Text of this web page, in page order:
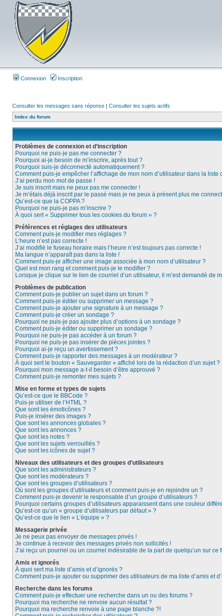
Connexion Inscription
Consulter les messages sans réponse | Consulter les sujets actifs
Index du forum
Problèmes de connexion et d’inscription
Pourquoi ne puis-je pas me connecter ?
Pourquoi ai-je besoin de m’inscrire, après tout ?
Pourquoi suis-je déconnecté automatiquement ?
Comment puis-je empêcher l’affichage de mon nom d’utilisateur dans la
J’ai perdu mon mot de passe !
Je suis inscrit mais ne peux pas me connecter !
Je m’étais déjà inscrit par le passé mais je ne peux à présent plus me
Qu’est-ce que la COPPA ?
Pourquoi ne puis-je pas m’inscrire ?
À quoi sert « Supprimer tous les cookies du forum » ?
Préférences et réglages des utilisateurs
Comment puis-je modifier mes réglages ?
L’heure n’est pas correcte !
J’ai modifié le fuseau horaire mais l’heure n’est toujours pas correcte !
Ma langue n’apparaît pas dans la liste !
Comment puis-je afficher une image associée à mon nom d’utilisateur ?
Quel est mon rang et comment puis-je le modifier ?
Lorsque je clique sur le lien de courriel d’un utilisateur, il m’est demandé de
Problèmes de publication
Comment puis-je publier un sujet dans un forum ?
Comment puis-je éditer ou supprimer un message ?
Comment puis-je ajouter une signature à un message ?
Comment puis-je créer un sondage ?
Pourquoi ne puis-je pas ajouter plus d’options à un sondage ?
Comment puis-je éditer ou supprimer un sondage ?
Pourquoi ne puis-je pas accéder à un forum ?
Pourquoi ne puis-je pas insérer de pièces jointes ?
Pourquoi ai-je reçu un avertissement ?
Comment puis-je rapporter des messages à un modérateur ?
À quoi sert le bouton « Sauvegarder » affiché lors de la rédaction d’un sujet ?
Pourquoi mon message a-t-il besoin d’être approuvé ?
Comment puis-je remonter mes sujets ?
Mise en forme et types de sujets
Qu’est-ce que le BBCode ?
Puis-je utiliser de l’HTML ?
Que sont les émoticônes ?
Puis-je insérer des images ?
Que sont les annonces globales ?
Que sont les annonces ?
Que sont les notes ?
Que sont les sujets verrouillés ?
Que sont les icônes de sujet ?
Niveaux des utilisateurs et des groupes d’utilisateurs
Que sont les administrateurs ?
Que sont les modérateurs ?
Que sont les groupes d’utilisateurs ?
Où sont les groupes d’utilisateurs et comment puis-je en rejoindre un ?
Comment puis-je devenir le responsable d’un groupe d’utilisateurs ?
Pourquoi certains groupes d’utilisateurs apparaissent dans une couleur
Qu’est-ce qu’un « groupe d’utilisateurs par défaut » ?
Qu’est-ce que le lien « L’équipe » ?
Messagerie privée
Je ne peux pas envoyer de messages privés !
Je continue à recevoir des messages privés non sollicités !
J’ai reçu un pourriel ou un courriel indésirable de la part de quelqu’un sur ce
Amis et ignorés
À quoi sert ma liste d’amis et d’ignorés ?
Comment puis-je ajouter ou supprimer des utilisateurs de ma liste d’amis et
Recherche dans les forums
Comment puis-je effectuer une recherche dans un ou des forums ?
Pourquoi ma recherche ne renvoie aucun résultat ?
Pourquoi ma recherche renvoie à une page blanche ?!